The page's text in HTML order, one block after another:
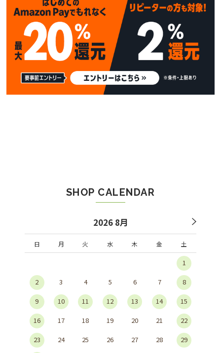
SHOP CALENDAR
2026 8月
日 月 火 水 木 金 土
1
2 3 4 5 6 7 8
9 10 11 12 13 14 15
16 17 18 19 20 21 22
23 24 25 26 27 28 29